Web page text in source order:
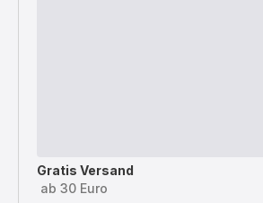
Gratis Versand
ab 30 Euro